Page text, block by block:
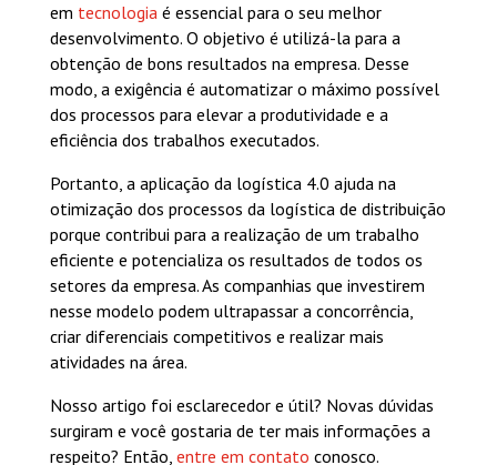
em tecnologiaé essencial para o seu melhor
desenvolvimento. O objetivo é utilizá-la para a
obtenção de bons resultados na empresa. Desse
modo, a exigência é automatizar o máximo possível
dos processos para elevar a produtividade e a
eficiência dos trabalhos executados.
Portanto, a aplicação da logística 4.0 ajuda na
otimização dos processos da logística de distribuição
porque contribui para a realização de um trabalho
eficiente e potencializa os resultados de todos os
setores da empresa. As companhias que investirem
nesse modelo podem ultrapassar a concorrência,
criar diferenciais competitivos e realizar mais
atividades na área.
Nosso artigo foi esclarecedor e útil? Novas dúvidas
surgiram e você gostaria de ter mais informações a
respeito? Então, entre em contato conosco.